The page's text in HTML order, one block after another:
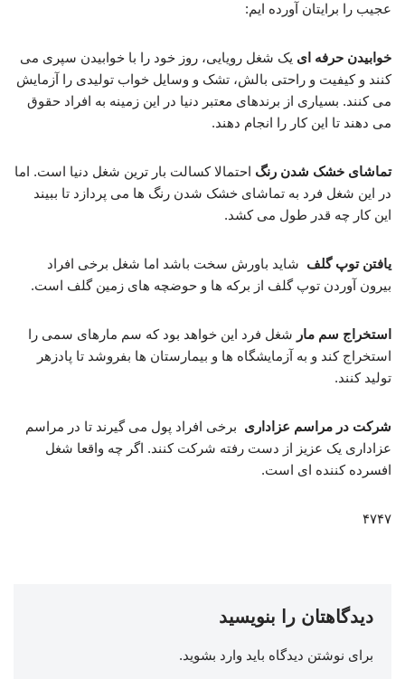
عجیب را برایتان آورده ایم:
خوابیدن حرفه ای یک شغل رویایی، روز خود را با خوابیدن سپری می
کنند و کیفیت و راحتی بالش، تشک و وسایل خواب تولیدی را آزمایش
می کنند. بسیاری از برندهای معتبر دنیا در این زمینه به افراد حقوق
می دهند تا این کار را انجام دهند.
تماشای خشک شدن رنگ احتمالا کسالت بار ترین شغل دنیا است. اما
در این شغل فرد به تماشای خشک شدن رنگ ها می پردازد تا ببیند
این کار چه قدر طول می کشد.
یافتن توپ گلف شاید باورش سخت باشد اما شغل برخی افراد
بیرون آوردن توپ گلف از برکه ها و حوضچه های زمین گلف است.
استخراج سم مار شغل فرد این خواهد بود که سم مارهای سمی را
استخراج کند و به آزمایشگاه ها و بیمارستان ها بفروشد تا پادزهر
تولید کنند.
شرکت در مراسم عزاداری برخی افراد پول می گیرند تا در مراسم
عزاداری یک عزیز از دست رفته شرکت کنند. اگر چه واقعا شغل
افسرده کننده ای است.
۴۷۴۷
دیدگاهتان را بنویسید
برای نوشتن دیدگاه باید وارد بشوید.